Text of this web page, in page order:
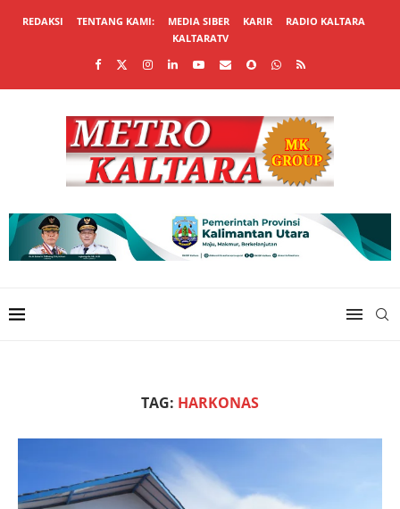
REDAKSI TENTANG KAMI: MEDIA SIBER KARIR
RADIO KALTARA
KALTARATV
TAG: HARKONAS